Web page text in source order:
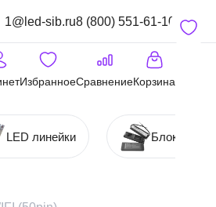
1@led-sib.ru8 (800) 551-61-10
ИзбранноеСравнениеКорзина
LED линейки Блоки